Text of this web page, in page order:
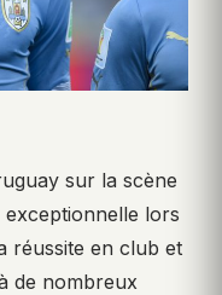
sur la scène
lors
réussite en club et
de nombreux